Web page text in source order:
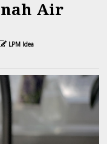
Air
LPM Idea